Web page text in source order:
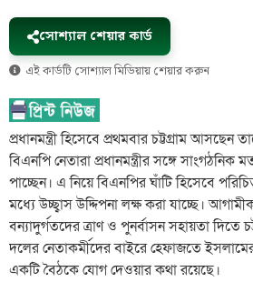
সোশ্যাল শেয়ার কার্ড
এই কার্ডটি সোশ্যাল মিডিয়ায় শেয়ার করুন
প্রধানমন্ত্রী হিসেবে প্রথমবার চট্টগ্রাম আসছেন
বিএনপি নেতারা প্রধানমন্ত্রীর সঙ্গে
পাচ্ছেন। এ নিয়ে বিএনপির ঘাঁটি হিসেবে
মধ্যে উচ্ছ্বাস উদ্দিপনা লক্ষ করা যাচ্ছে।
বন্যাদুর্গতদের ত্রাণ ও পুনর্বাসন সহায়তা
দলের নেতাকর্মীদের বাইরে হেফাজতে
একটি বৈঠকে যোগ দেওয়ার কথা রয়েছে।